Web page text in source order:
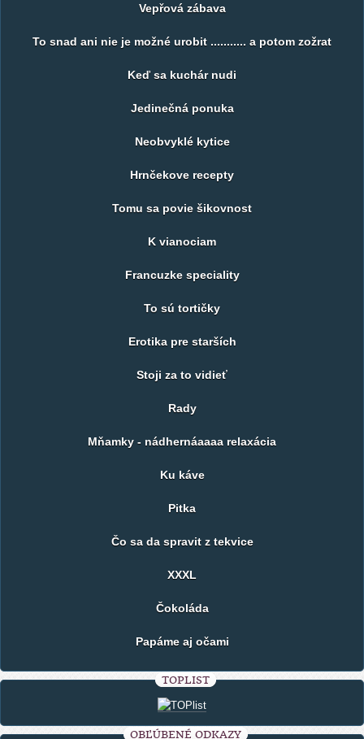
Vepřová zábava
To snad ani nie je možné urobit ........... a potom zožrat
Keď sa kuchár nudi
Jedinečná ponuka
Neobvyklé kytice
Hrnčekove recepty
Tomu sa povie šikovnost
K vianociam
Francuzke speciality
To sú tortičky
Erotika pre starších
Stoji za to vidieť
Rady
Mňamky - nádhernáaaaa relaxácia
Ku káve
Pitka
Čo sa da spravit z tekvice
XXXL
Čokoláda
Papáme aj očami
TOPLIST
OBĽÚBENÉ ODKAZY